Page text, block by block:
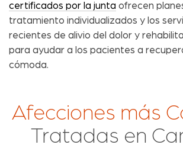
certificados por la junta ofrecen
tratamiento individualizados y los
recientes de alivio del dolor y
para ayudar a los pacientes a
cómoda.
Afecciones más
Tratadas en